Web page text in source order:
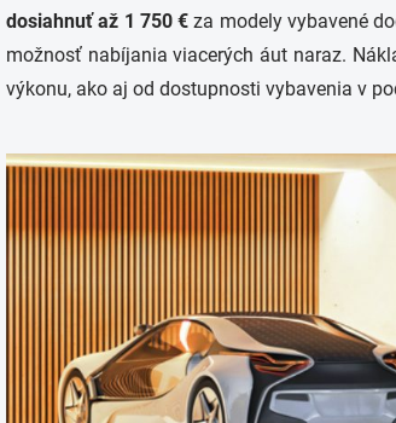
dosiahnuť až 1 750 € za modely vybavené
možnosť nabíjania viacerých áut naraz.
výkonu, ako aj od dostupnosti vybavenia v